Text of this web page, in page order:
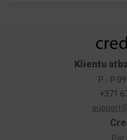
Klientu
P - P
+371